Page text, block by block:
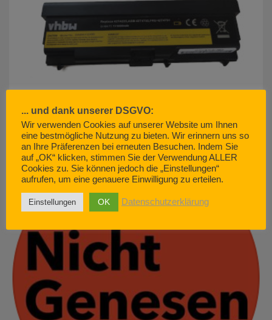
akku500.de (EMCOM GmbH) – so geht Kundenservice. Nicht.
JUNI 29, 2022
... und dank unserer DSGVO:
Wir verwenden Cookies auf unserer Website um Ihnen
eine bestmögliche Nutzung zu bieten. Wir erinnern uns so
an Ihre Präferenzen bei erneuten Besuchen. Indem Sie
auf „OK“ klicken, stimmen Sie der Verwendung ALLER
Cookies zu. Sie können jedoch die „Einstellungen“
aufrufen, um eine genauere Einwilligung zu erteilen.
Einstellungen OK Datenschutzerklärung